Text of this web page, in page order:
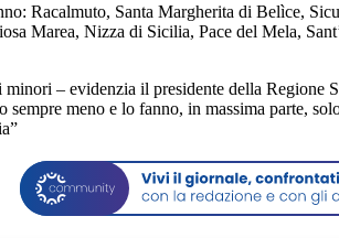
Racalmuto, Santa Margherita di Belìce,
Marea, Nizza di Sicilia, Pace del Mela,
– evidenzia il presidente della
meno e lo fanno, in massima parte,